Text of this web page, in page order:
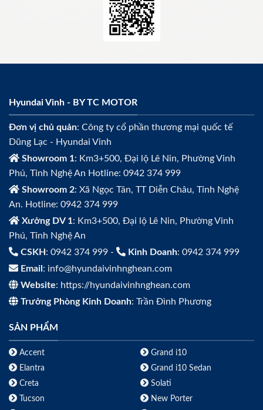
Hyundai Vinh - BY TC MOTOR
Đơn vị chủ quản: Công ty cổ phần thương mại quốc tế
Dũng Lạc - Hyundai Vinh
Showroom 1: Km3+500, Đại lộ Lê Nin, Phường Vinh
Phú, Tỉnh Nghệ An Hotline: 0942 374 999
Showroom 2: Xã Ngọc Tân, TT Diễn Châu, Tỉnh Nghệ
An. Hotline: 0942 374 999
Xưởng DV 1: Km3+500, Đại lộ Lê Nin, Phường Vinh
Phú, Tỉnh Nghệ An
CSKH : 0942 374 999 - Kinh Doanh: 0942 374 999
Email : info@hyundaivinhnghean.com
Website: https://hyundaivinhnghean.com
Trưởng Phòng Kinh Doanh: Trần Đình Phương
SẢN PHẨM
Accent
Elantra
Creta
Tucson
Grand i10
Grand i10 Sedan
Solati
New Porter